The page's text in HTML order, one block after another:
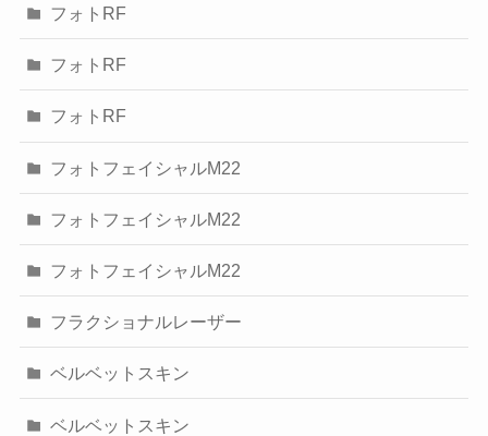
フォトRF
フォトRF
フォトRF
フォトフェイシャルM22
フォトフェイシャルM22
フォトフェイシャルM22
フラクショナルレーザー
ベルベットスキン
ベルベットスキン